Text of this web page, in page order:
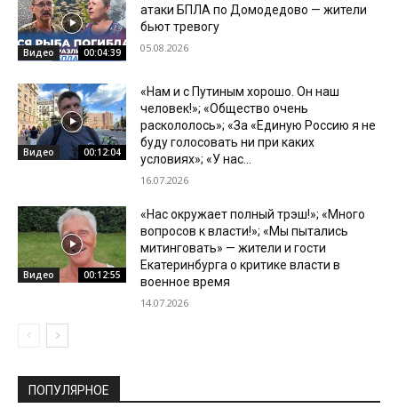
Видео 00:04:39
атаки БПЛА по Домодедово — жители
бьют тревогу
05.08.2026
Видео 00:12:04
«Нам и с Путиным хорошо. Он наш
человек!»; «Общество очень
раскололось»; «За «Единую Россию я не
буду голосовать ни при каких
условиях»; «У нас...
16.07.2026
Видео 00:12:55
«Нас окружает полный трэш!»; «Много
вопросов к власти!»; «Мы пытались
митинговать» — жители и гости
Екатеринбурга о критике власти в
военное время
14.07.2026
ПОПУЛЯРНОЕ